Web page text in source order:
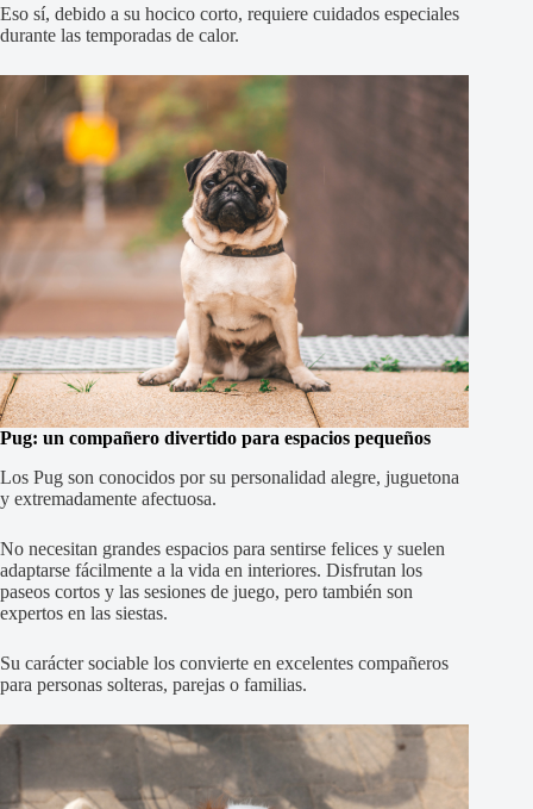
Eso sí, debido a su hocico corto, requiere cuidados especiales
durante las temporadas de calor.
Pug: un compañero divertido para espacios pequeños
Los Pug son conocidos por su personalidad alegre, juguetona
y extremadamente afectuosa.
No necesitan grandes espacios para sentirse felices y suelen
adaptarse fácilmente a la vida en interiores. Disfrutan los
paseos cortos y las sesiones de juego, pero también son
expertos en las siestas.
Su carácter sociable los convierte en excelentes compañeros
para personas solteras, parejas o familias.